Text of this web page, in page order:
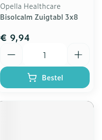
Opella Healthcare
Bisolcalm Zuigtabl 3x8
€ 9,94
Bestel